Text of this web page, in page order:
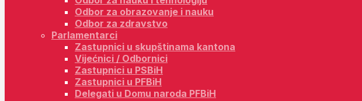
Odbor za obrazovanje i nauku
Odbor za zdravstvo
Parlamentarci
Zastupnici u skupštinama kantona
Vijećnici / Odbornici
Zastupnici u PSBiH
Zastupnici u PFBiH
Delegati u Domu naroda PFBiH